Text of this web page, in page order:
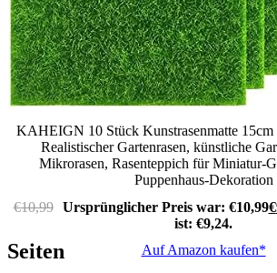
KAHEIGN 10 Stück Kunstrasenmatte 15cm
Realistischer Gartenrasen, künstliche
Mikrorasen, Rasenteppich für Miniatur-
Puppenhaus-Dekoration
€10,99 Ursprünglicher Preis war: €10,99€
ist: €9,24.
Auf Amazon kaufen*
Seiten